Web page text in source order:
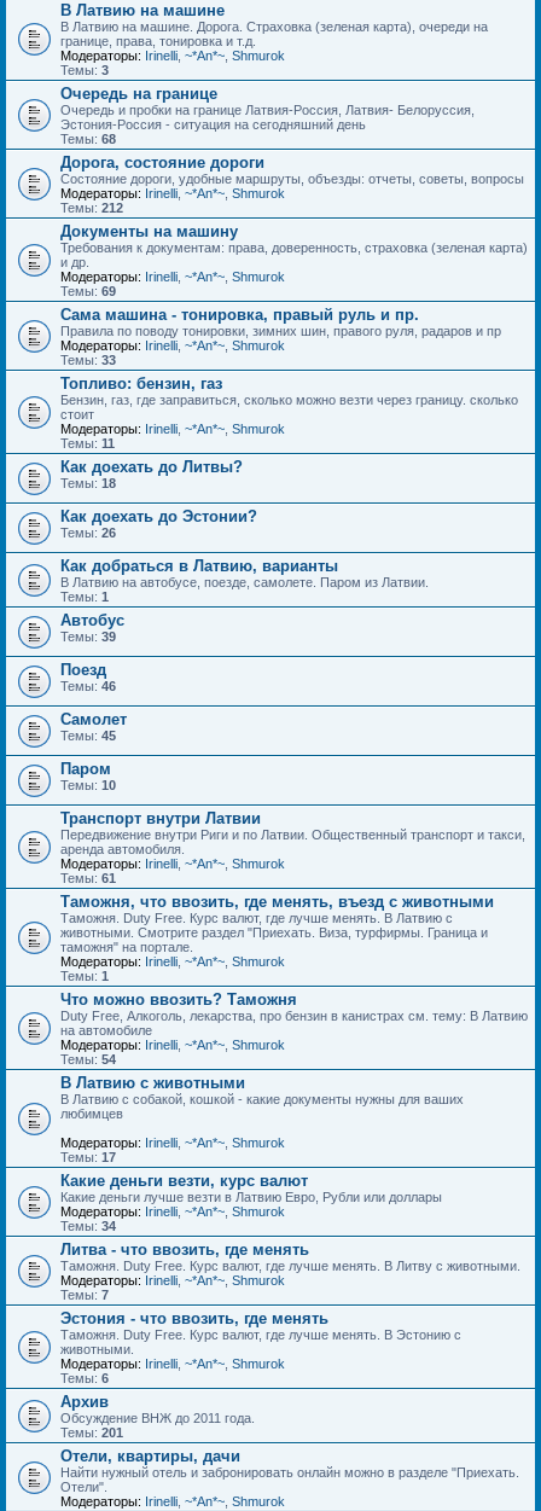
В Латвию на машине
В Латвию на машине. Дорога. Страховка (зеленая карта), очереди на
границе, права, тонировка и т.д.
Модераторы: Irinelli ~*An*~ Shmurok
Темы: 3
Очередь на границе
Очередь и пробки на границе Латвия-Россия, Латвия- Белоруссия,
Эстония-Россия - ситуация на сегодняшний день
Темы: 68
Дорога, состояние дороги
Состояние дороги, удобные маршруты, объезды: отчеты, советы, вопросы
Модераторы: Irinelli ~*An*~ Shmurok
Темы: 212
Документы на машину
Требования к документам: права, доверенность, страховка (зеленая карта)
и др.
Модераторы: Irinelli ~*An*~ Shmurok
Темы: 69
Сама машина - тонировка, правый руль и пр.
Правила по поводу тонировки, зимних шин, правого руля, радаров и пр
Модераторы: Irinelli ~*An*~ Shmurok
Темы: 33
Топливо: бензин, газ
Бензин, газ, где заправиться, сколько можно везти через границу. сколько
стоит
Модераторы: Irinelli ~*An*~ Shmurok
Темы: 11
Как доехать до Литвы?
Темы: 18
Как доехать до Эстонии?
Темы: 26
Как добраться в Латвию, варианты
В Латвию на автобусе, поезде, самолете. Паром из Латвии.
Темы: 1
Автобус
Темы: 39
Поезд
Темы: 46
Самолет
Темы: 45
Паром
Темы: 10
Транспорт внутри Латвии
Передвижение внутри Риги и по Латвии. Общественный транспорт и такси,
аренда автомобиля.
Модераторы: Irinelli ~*An*~ Shmurok
Темы: 61
Таможня, что ввозить, где менять, въезд с животными
Таможня. Duty Free. Курс валют, где лучше менять. В Латвию с
животными. Смотрите раздел "Приехать. Виза, турфирмы. Граница и
таможня" на портале.
Модераторы: Irinelli ~*An*~ Shmurok
Темы: 1
Что можно ввозить? Таможня
Duty Free, Алкоголь, лекарства, про бензин в канистрах см. тему: В Латвию
на автомобиле
Модераторы: Irinelli ~*An*~ Shmurok
Темы: 54
В Латвию с животными
В Латвию с собакой, кошкой - какие документы нужны для ваших
любимцев
Модераторы: Irinelli ~*An*~ Shmurok
Темы: 17
Какие деньги везти, курс валют
Какие деньги лучше везти в Латвию Евро, Рубли или доллары
Модераторы: Irinelli ~*An*~ Shmurok
Темы: 34
Литва - что ввозить, где менять
Таможня. Duty Free. Курс валют, где лучше менять. В Литву с животными.
Модераторы: Irinelli ~*An*~ Shmurok
Темы: 7
Эстония - что ввозить, где менять
Таможня. Duty Free. Курс валют, где лучше менять. В Эстонию с
животными.
Модераторы: Irinelli ~*An*~ Shmurok
Темы: 6
Архив
Обсуждение ВНЖ до 2011 года.
Темы: 201
Отели, квартиры, дачи
Найти нужный отель и забронировать онлайн можно в разделе "Приехать.
Отели".
Модераторы: Irinelli ~*An*~ Shmurok